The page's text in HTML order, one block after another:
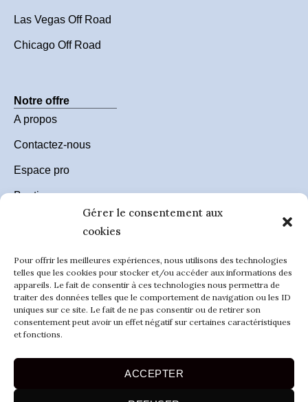
Gérer le consentement aux
cookies
Pour offrir les meilleures expériences, nous utilisons des technologies
telles que les cookies pour stocker et/ou accéder aux informations des
appareils. Le fait de consentir à ces technologies nous permettra de
traiter des données telles que le comportement de navigation ou les ID
uniques sur ce site. Le fait de ne pas consentir ou de retirer son
consentement peut avoir un effet négatif sur certaines caractéristiques
et fonctions.
ACCEPTER
Las Vegas Off Road
Chicago Off Road
Notre offre
A propos
Contactez-nous
Espace pro
Boutique
RESTONS EN CONTACT ET
ABONNEZ-VOUS A NOTRE NEWSLETTER